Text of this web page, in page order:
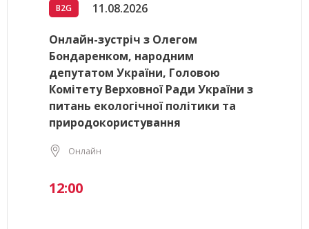
B2G 11.08.2026
Онлайн-зустріч з Олегом
Бондаренком, народним
депутатом України, Головою
Комітету Верховної Ради України з
питань екологічної політики та
природокористування
Онлайн
12:00